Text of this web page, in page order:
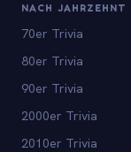
NACH JAHRZEHNT
70er Trivia
80er Trivia
90er Trivia
2000er Trivia
2010er Trivia